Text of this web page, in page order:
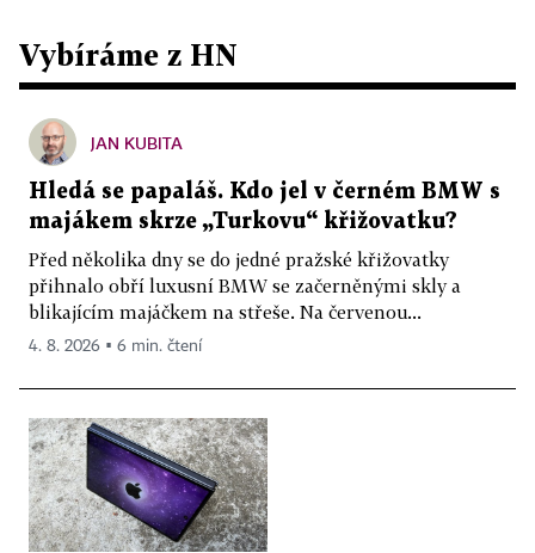
Vybíráme z HN
JAN KUBITA
Hledá se papaláš. Kdo jel v černém BMW s
majákem skrze „Turkovu“ křižovatku?
Před několika dny se do jedné pražské křižovatky
přihnalo obří luxusní BMW se začerněnými skly a
blikajícím majáčkem na střeše. Na červenou...
4. 8. 2026 ▪ 6 min. čtení